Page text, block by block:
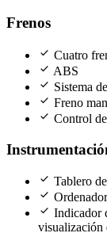
Frenos
check Cuatro
check ABS
check Sistema
check Freno
check Control
check Tablero
check
check Indicador
visualización